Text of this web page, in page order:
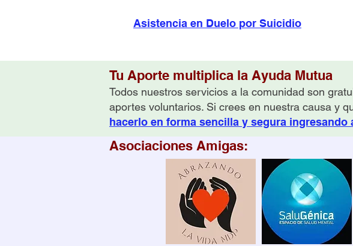
Asistencia en Duelo por Suicidio
Tu Aporte multiplica la Ayuda Mutua
Todos nuestros servicios a la comunidad son
aportes voluntarios. Si crees en nuestra causa y
hacerlo en forma sencilla y segura ingresando
Asociaciones Amigas: